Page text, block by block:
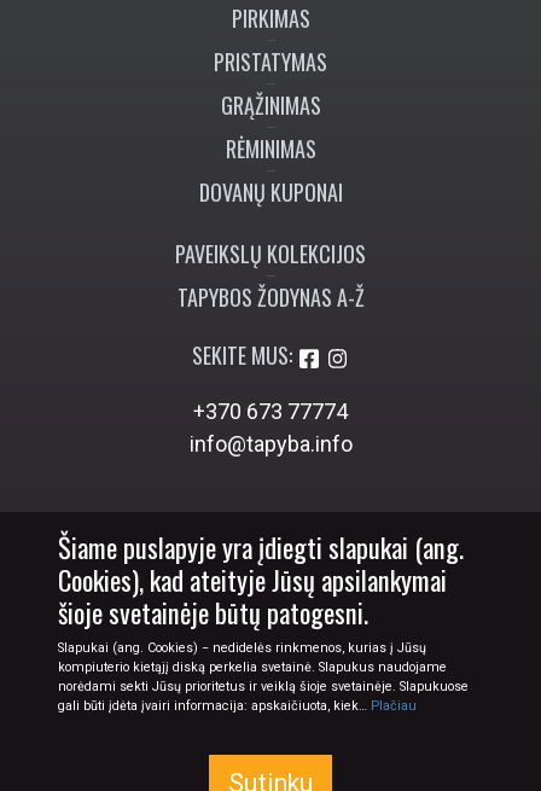
PIRKIMAS
PRISTATYMAS
GRĄŽINIMAS
RĖMINIMAS
DOVANŲ KUPONAI
PAVEIKSLŲ KOLEKCIJOS
TAPYBOS ŽODYNAS A-Ž
SEKITE MUS:
+370 673 77774
info@tapyba.info
Šiame puslapyje yra įdiegti slapukai (ang.
Cookies), kad ateityje Jūsų apsilankymai
šioje svetainėje būtų patogesni.
Slapukai (ang. Cookies) − nedidelės rinkmenos, kurias į Jūsų
kompiuterio kietąjį diską perkelia svetainė. Slapukus naudojame
norėdami sekti Jūsų prioritetus ir veiklą šioje svetainėje. Slapukuose
gali būti įdėta įvairi informacija: apskaičiuota, kiek… Plačiau
Sutinku